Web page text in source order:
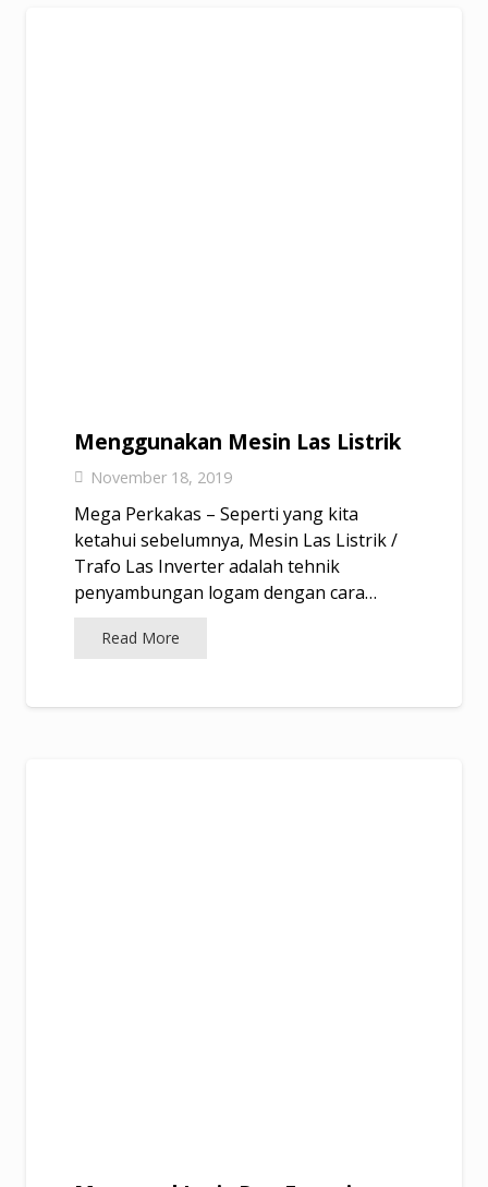
Menggunakan Mesin Las Listrik
November 18, 2019
Mega Perkakas – Seperti yang kita
ketahui sebelumnya, Mesin Las Listrik /
Trafo Las Inverter adalah tehnik
penyambungan logam dengan cara…
Read More